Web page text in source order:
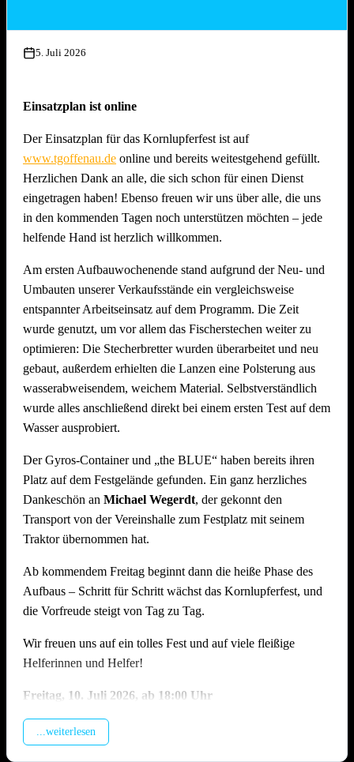
5. Juli 2026
Einsatzplan ist online
Der Einsatzplan für das Kornlupferfest ist auf
www.tgoffenau.de online und bereits weitestgehend gefüllt.
Herzlichen Dank an alle, die sich schon für einen Dienst
eingetragen haben! Ebenso freuen wir uns über alle, die uns
in den kommenden Tagen noch unterstützen möchten – jede
helfende Hand ist herzlich willkommen.
Am ersten Aufbauwochenende stand aufgrund der Neu- und
Umbauten unserer Verkaufsstände ein vergleichsweise
entspannter Arbeitseinsatz auf dem Programm. Die Zeit
wurde genutzt, um vor allem das Fischerstechen weiter zu
optimieren: Die Stecherbretter wurden überarbeitet und neu
gebaut, außerdem erhielten die Lanzen eine Polsterung aus
wasserabweisendem, weichem Material. Selbstverständlich
wurde alles anschließend direkt bei einem ersten Test auf dem
Wasser ausprobiert.
Der Gyros-Container und „the BLUE“ haben bereits ihren
Platz auf dem Festgelände gefunden. Ein ganz herzliches
Dankeschön an Michael Wegerdt, der gekonnt den
Transport von der Vereinshalle zum Festplatz mit seinem
Traktor übernommen hat.
Ab kommendem Freitag beginnt dann die heiße Phase des
Aufbaus – Schritt für Schritt wächst das Kornlupferfest, und
die Vorfreude steigt von Tag zu Tag.
Wir freuen uns auf ein tolles Fest und auf viele fleißige
Helferinnen und Helfer!
Freitag, 10. Juli 2026, ab 18:00 Uhr
Vereinshalle).
...weiterlesen